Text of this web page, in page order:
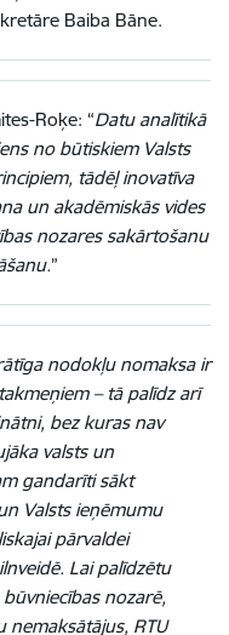
Baiba Bāne.
Roķe: “Datu analītikā
no būtiskiem Valsts
tādēļ inovatīva
un akadēmiskās vides
nozares sakārtošanu
”
nodokļu nomaksa ir
– tā palīdz arī
bez kuras nav
valsts un
gandarīti sākt
Valsts ieņēmumu
pārvaldei
Lai palīdzētu
nozarē,
RTU